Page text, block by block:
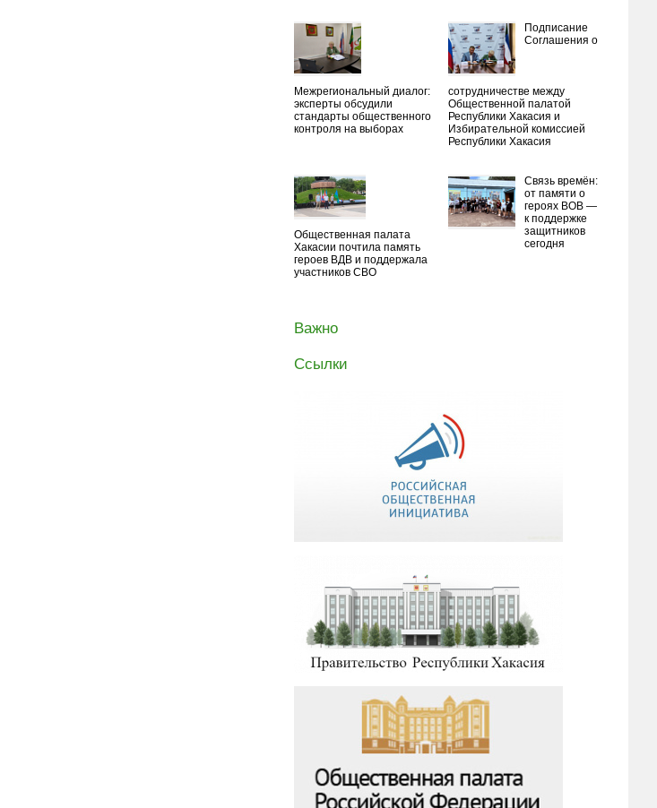
Межрегиональный диалог:
эксперты обсудили
стандарты общественного
контроля на выборах
Подписание
Соглашения о
сотрудничестве между
Общественной палатой
Республики Хакасия и
Избирательной комиссией
Республики Хакасия
Общественная палата
Хакасии почтила память
героев ВДВ и поддержала
участников СВО
Связь времён:
от памяти о
героях ВОВ —
к поддержке
защитников
сегодня
Важно
Ссылки